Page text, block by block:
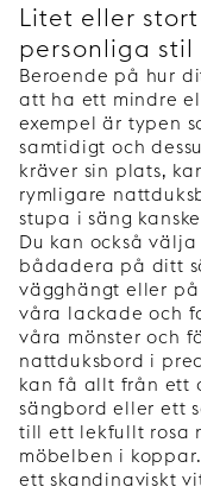
Litet eller
personliga stil
Beroende på hur
att ha ett mindre
exempel är typen
samtidigt och
kräver sin plats,
rymligare
stupa i säng
Du kan också
bådadera på ditt
vägghängt eller
våra lackade och
våra mönster och
nattduksbord i
kan få allt från ett
sängbord eller ett
till ett lekfullt rosa
möbelben i
ett skandinaviskt